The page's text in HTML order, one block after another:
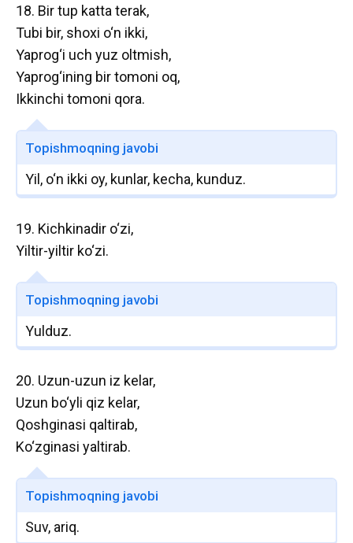
18. Bir tup katta terak,
Tubi bir, shoxi o‘n ikki,
Yaprog‘i uch yuz oltmish,
Yaprog‘ining bir tomoni oq,
Ikkinchi tomoni qora.
Topishmoqning javobi
Yil, o‘n ikki oy, kunlar, kecha, kunduz.
19. Kichkinadir o‘zi,
Yiltir-yiltir ko‘zi.
Topishmoqning javobi
Yulduz.
20. Uzun-uzun iz kelar,
Uzun bo‘yli qiz kelar,
Qoshginasi qaltirab,
Ko‘zginasi yaltirab.
Topishmoqning javobi
Suv, ariq.